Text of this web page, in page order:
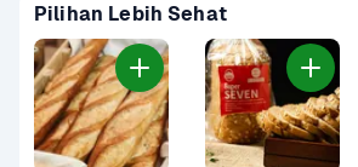
Pilihan Lebih Sehat